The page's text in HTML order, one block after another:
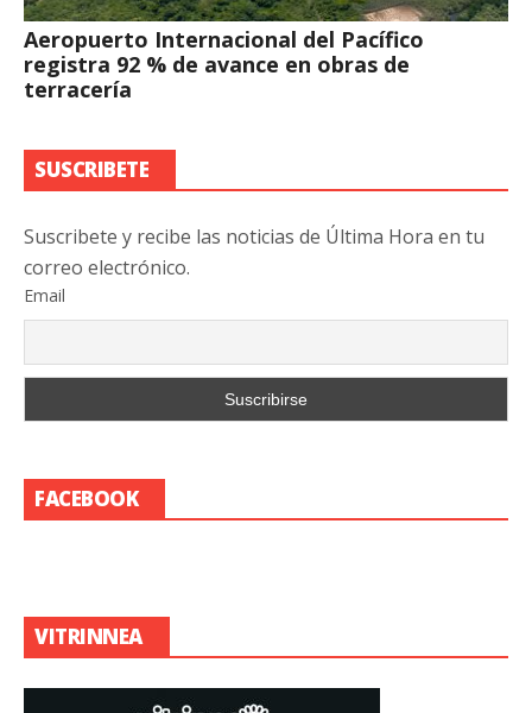
Aeropuerto Internacional del Pacífico
registra 92 % de avance en obras de
terracería
SUSCRIBETE
Suscribete y recibe las noticias de Última Hora en tu
correo electrónico.
Email
FACEBOOK
VITRINNEA